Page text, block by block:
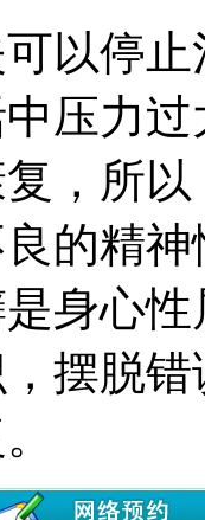
以停
压力
，所
的精
身心
摆脱